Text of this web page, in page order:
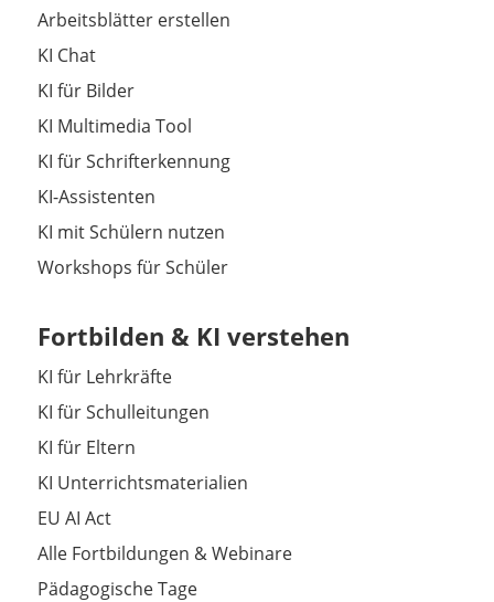
Arbeitsblätter erstellen
KI Chat
KI für Bilder
KI Multimedia Tool
KI für Schrifterkennung
KI-Assistenten
KI mit Schülern nutzen
Workshops für Schüler
Fortbilden & KI verstehen
KI für Lehrkräfte
KI für Schulleitungen
KI für Eltern
KI Unterrichtsmaterialien
EU AI Act
Alle Fortbildungen & Webinare
Pädagogische Tage